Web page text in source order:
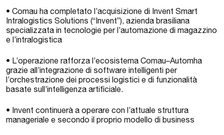
• Comau ha completato l’acquisizione di Invent Smart
Intralogistics Solutions (“Invent”), azienda brasiliana
specializzata in tecnologie per l’automazione di magazzino
e l’intralogistica
• L’operazione rafforza l’ecosistema Comau–Automha
grazie all’integrazione di software intelligenti per
l’orchestrazione dei processi logistici e di funzionalità
basate sull’intelligenza artificiale.
• Invent continuerà a operare con l’attuale struttura
manageriale e secondo il proprio modello di business